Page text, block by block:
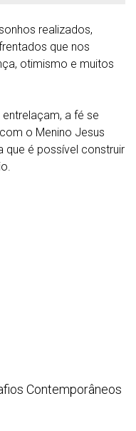
realizados,
que nos
otimismo e muitos
a fé se
o Menino Jesus
que é possível construir
Contemporâneos